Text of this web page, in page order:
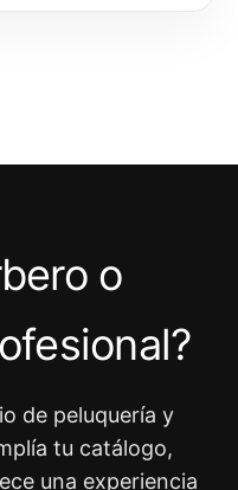
o
de peluquería y
tu catálogo,
una experiencia